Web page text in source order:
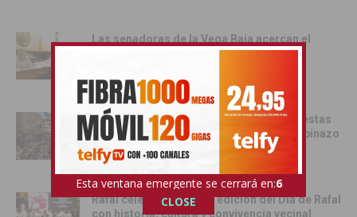
Las senadoras de la Vega Baja acercan el
Catral da el pistoletazo de salida a las fiestas
de San Juan 2026 con el Festival del Chupinazo
13/06/2026
Rafal celebra la tercera edición del Día de Rafal
con historia, cultura y convivencia vecinal
Esta ventana emergente se cerrará en:4
CLOSE